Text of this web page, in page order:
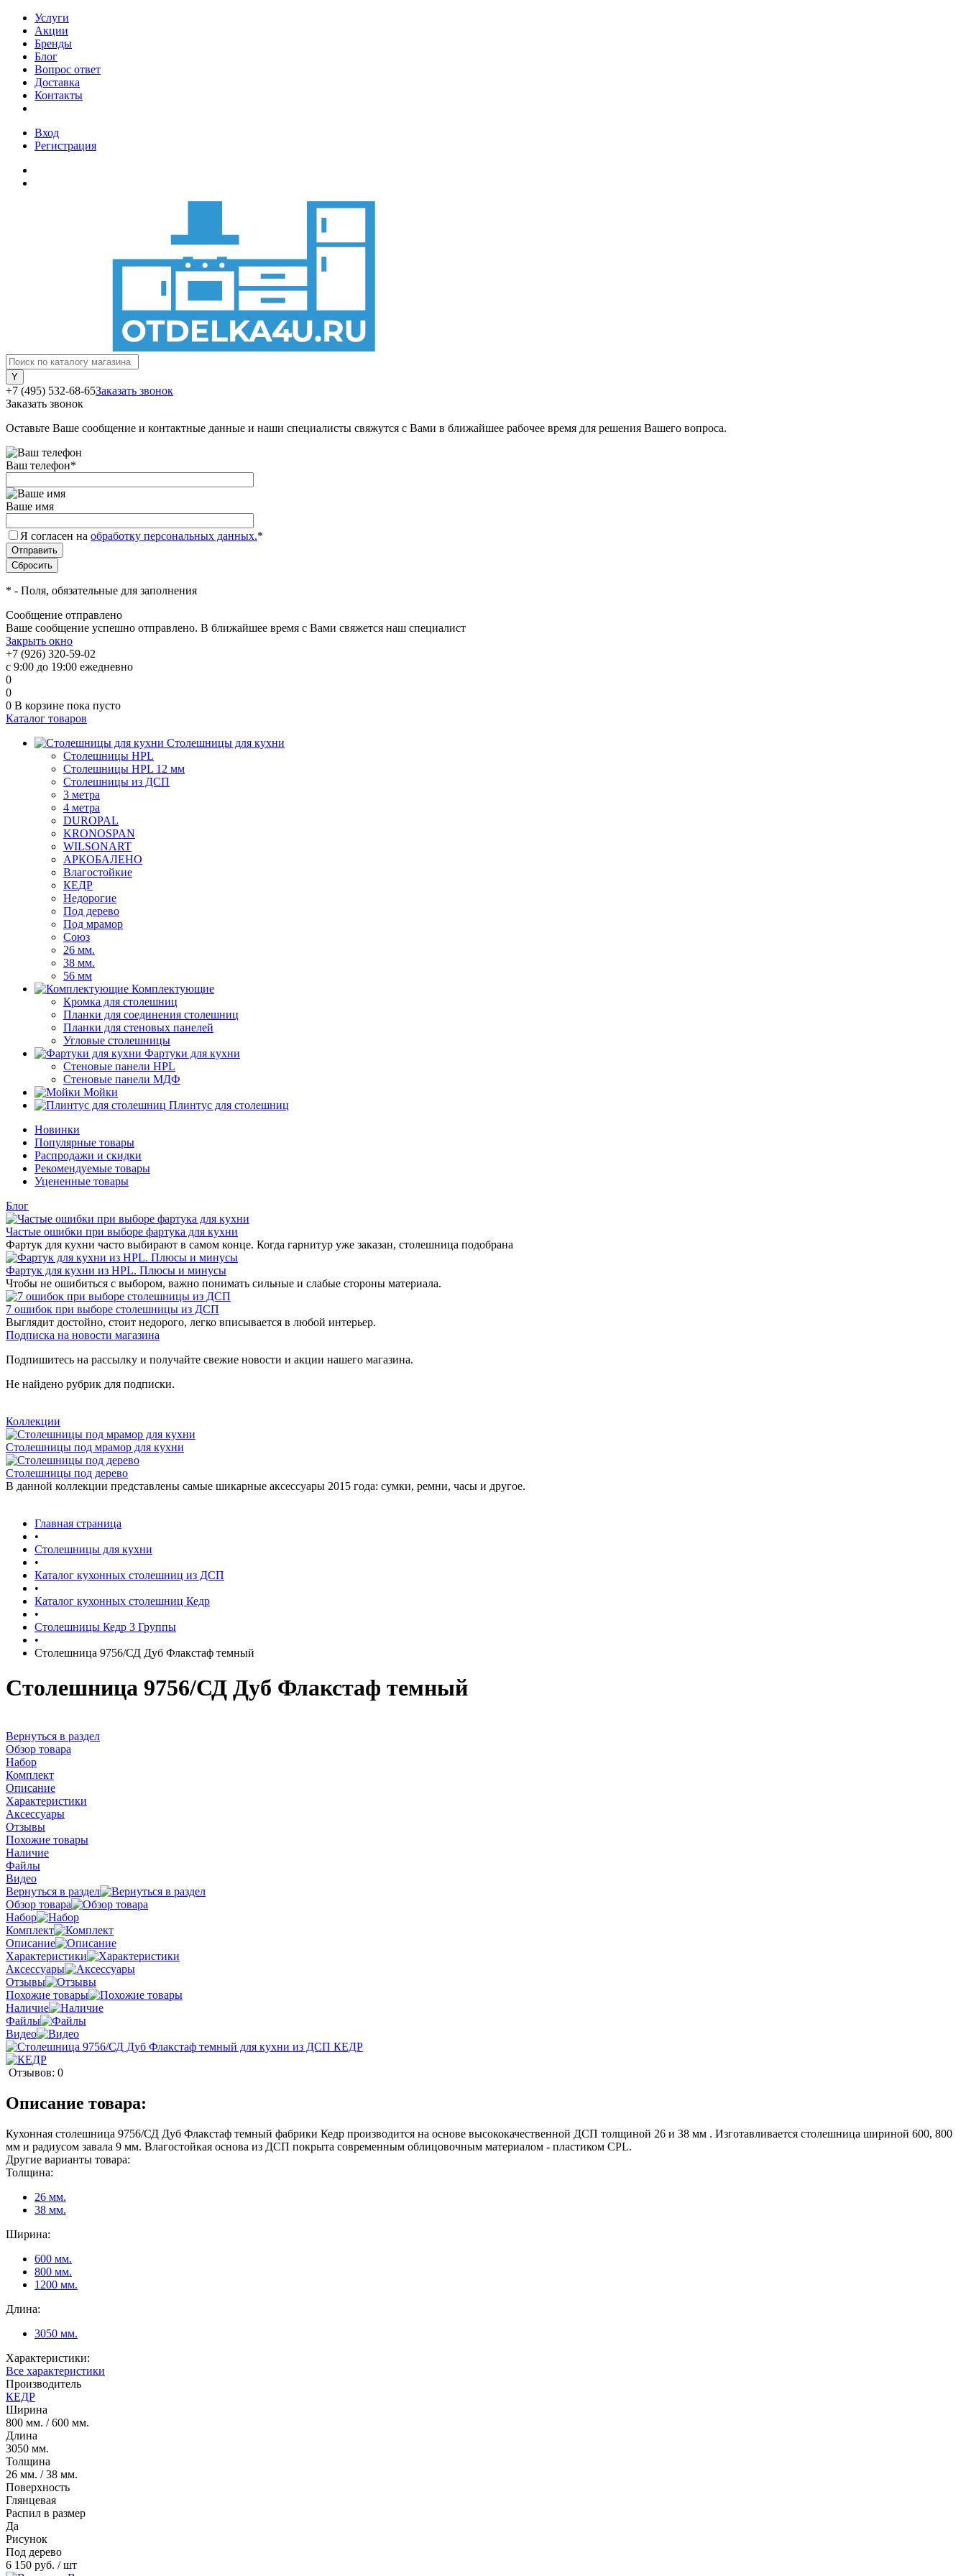
Услуги
Акции
Бренды
Блог
Вопрос ответ
Доставка
Контакты
Вход
Регистрация
+7 (495) 532-68-65Заказать звонок
Заказать звонок
Оставьте Ваше сообщение и контактные данные и наши специалисты свяжутся с Вами в ближайшее рабочее время для решения Вашего вопроса.
Ваш телефон*
Ваше имя
Я согласен на обработку персональных данных.*
* - Поля, обязательные для заполнения
Сообщение отправлено
Ваше сообщение успешно отправлено. В ближайшее время с Вами свяжется наш специалист
Закрыть окно
+7 (926) 320-59-02
с 9:00 до 19:00 ежедневно
0
0
0 В корзине пока пусто
Каталог товаров
Столешницы для кухни
Столешницы HPL
Столешницы HPL 12 мм
Столешницы из ДСП
3 метра
4 метра
DUROPAL
KRONOSPAN
WILSONART
АРКОБАЛЕНО
Влагостойкие
КЕДР
Недорогие
Под дерево
Под мрамор
Союз
26 мм.
38 мм.
56 мм
Комплектующие
Кромка для столешниц
Планки для соединения столешниц
Планки для стеновых панелей
Угловые столешницы
Фартуки для кухни
Стеновые панели HPL
Стеновые панели МДФ
Мойки
Плинтус для столешниц
Новинки
Популярные товары
Распродажи и скидки
Рекомендуемые товары
Уцененные товары
Блог
Частые ошибки при выборе фартука для кухни
Фартук для кухни часто выбирают в самом конце. Когда гарнитур уже заказан, столешница подобрана
Фартук для кухни из HPL. Плюсы и минусы
Чтобы не ошибиться с выбором, важно понимать сильные и слабые стороны материала.
7 ошибок при выборе столешницы из ДСП
Выглядит достойно, стоит недорого, легко вписывается в любой интерьер.
Подписка на новости магазина
Подпишитесь на рассылку и получайте свежие новости и акции нашего магазина.
Не найдено рубрик для подписки.
Коллекции
Столешницы под мрамор для кухни
Столешницы под дерево
В данной коллекции представлены самые шикарные аксессуары 2015 года: сумки, ремни, часы и другое.
Главная страница
•
Столешницы для кухни
•
Каталог кухонных столешниц из ДСП
•
Каталог кухонных столешниц Кедр
•
Столешницы Кедр 3 Группы
•
Столешница 9756/СД Дуб Флакстаф темный
Столешница 9756/СД Дуб Флакстаф темный
Вернуться в раздел
Обзор товара
Набор
Комплект
Описание
Характеристики
Аксессуары
Отзывы
Похожие товары
Наличие
Файлы
Видео
Вернуться в раздел
Обзор товара
Набор
Комплект
Описание
Характеристики
Аксессуары
Отзывы
Похожие товары
Наличие
Файлы
Видео
Отзывов: 0
Описание товара:
Кухонная столешница 9756/СД Дуб Флакстаф темный фабрики Кедр производится на основе высококачественной ДСП толщиной 26 и 38 мм . Изготавливается столешница шириной 600, 800
мм и радиусом завала 9 мм. Влагостойкая основа из ДСП покрыта современным облицовочным материалом - пластиком CPL.
Другие варианты товара:
Толщина:
26 мм.
38 мм.
Ширина:
600 мм.
800 мм.
1200 мм.
Длина:
3050 мм.
Характеристики:
Все характеристики
Производитель
КЕДР
Ширина
800 мм. / 600 мм.
Длина
3050 мм.
Толщина
26 мм. / 38 мм.
Поверхность
Глянцевая
Распил в размер
Да
Рисунок
Под дерево
6 150 руб. / шт